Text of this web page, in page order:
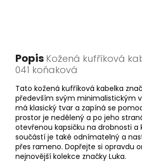
Popis Kožená kufříková
041 koňaková
Tato kožená kufříková kabelka
především svým minimalistickým
má klasický tvar a zapíná se
prostor je nedělený a po jeho
otevřenou kapsičku na drobnosti a
součástí je také odnímatelný a
přes rameno. Dopřejte si opravdu
nejnovější kolekce značky Luka.